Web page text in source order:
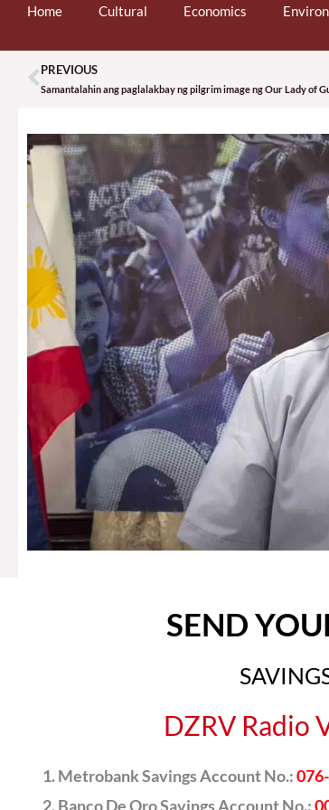
Home Cultural Economics
Prev
PREVIOUS
SEND
DZRV Radio
Metrobank Savings Account No.:
Banco De Oro Savings Account No.: